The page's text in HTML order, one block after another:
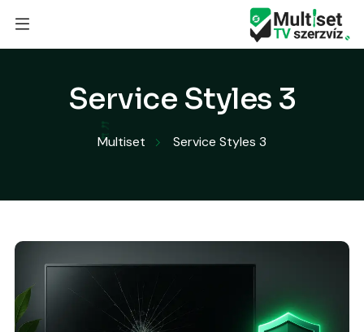
Service Styles 3
Multiset Service Styles 3